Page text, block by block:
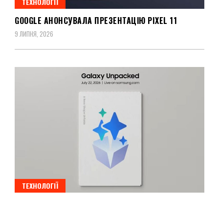
GOOGLE АНОНСУВАЛА ПРЕЗЕНТАЦІЮ PIXEL 11
9 ЛИПНЯ, 2026
ТЕХНОЛОГІЇ